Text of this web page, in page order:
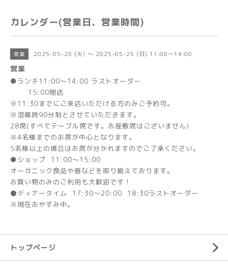
カレンダー(営業日、営業時間)
営業 2025-05-20 (火) ～ 2025-05-25 (日) 11:00～14:00
営業
●ランチ11:00～14:00 ラストオーダー
15:00閉店
※11:30までにご来店いただける方のみご予約可。
※混雑時90分制とさせていただきます。
28席(すべてテーブル席です。お座敷席はございません)
※4名様までのお席が中心となります。
5名様以上の場合はお席が分かれますのでご了承ください。
●ショップ 11:00～15:00
オーガニック食品や器などを取り揃えております。
お買い物のみのご利用も大歓迎です！
⚫ディナータイム 17:30～20:00 18:30ラストオーダー
※現在おやすみ中。
トップページ